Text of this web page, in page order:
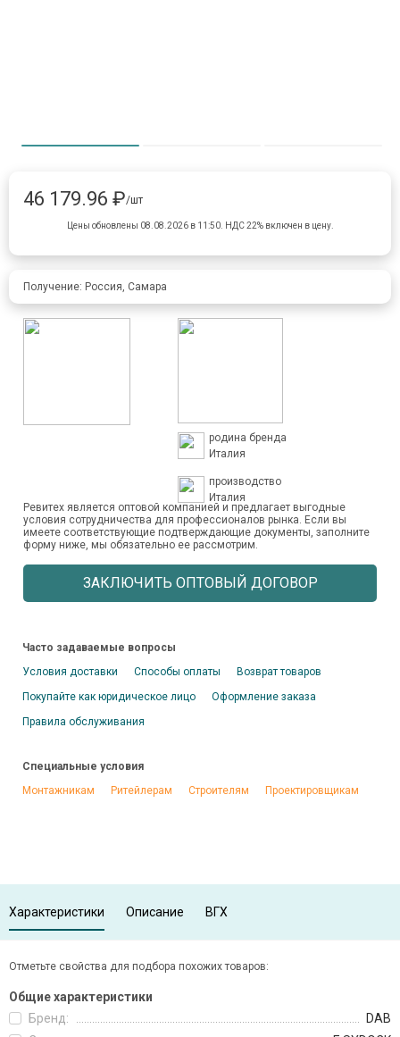
46 179.96 ₽/шт
Цены обновлены 08.08.2026 в 11:50. НДС 22% включен в цену.
Получение: Россия, Самара
родина бренда
Италия
производство
Италия
Ревитех является оптовой компанией и предлагает выгодные
условия сотрудничества для профессионалов рынка. Если вы
имеете соответствующие подтверждающие документы, заполните
форму ниже, мы обязательно ее рассмотрим.
ЗАКЛЮЧИТЬ ОПТОВЫЙ ДОГОВОР
Часто задаваемые вопросы
Условия доставки
Способы оплаты
Возврат товаров
Покупайте как юридическое лицо
Оформление заказа
Правила обслуживания
Специальные условия
Монтажникам
Ритейлерам Строителям Проектировщикам
Характеристики Описание ВГХ
Отметьте свойства для подбора похожих товаров:
Общие характеристики
Бренд:
DAB